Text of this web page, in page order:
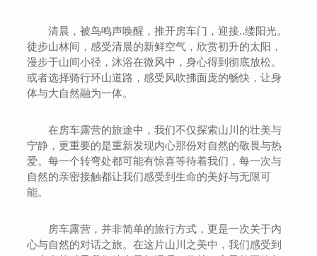
清晨，被鸟鸣声唤醒，推开房车门，迎接..缕阳光。
徒步山林间，感受清晨的新鲜空气，欣赏初升的太阳，
漫步于山间小径，沐浴在微风中，身心得到彻底放松。
或者选择骑行环山道路，感受风吹拂面庞的畅快，让身
体与大自然融为一体。
在房车露营的旅途中，我们不仅探索山川的壮美与
宁静，更重要的是重新发现内心那份对自然的敬畏与热
爱。每一个转弯处都可能有惊喜等待着我们，每一次与
自然的亲密接触都让我们感受到生命的美好与无限可
能。
房车露营，并非简单的旅行方式，更是一次关于内
心与自然的对话之旅。在这片山川之美中，我们感受到